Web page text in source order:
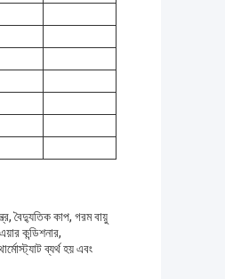
বৈদ্যুতিক কাপ, গরম বায়ু
কন্ডিশনার,
ব্যর্থ হয় এবং